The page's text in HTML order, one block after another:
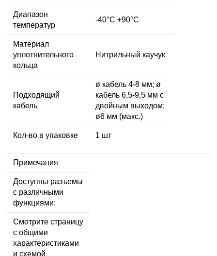
Диапазон
температур
-40°C +90°C
Материал
уплотнительного
кольца
Нитрильный каучук
Подходящий
кабель
ø кабель 4-8 мм; ø
кабель 6,5-9,5 мм с
двойным выходом;
ø6 мм (макс.)
Кол-во в упаковке 1 шт
Примечания
Доступны разъемы
с различными
функциями:
Смотрите страницу
с общими
характеристиками
и схемой